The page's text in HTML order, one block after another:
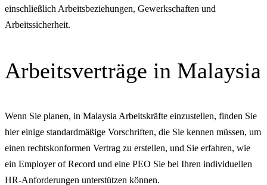
einschließlich Arbeitsbeziehungen, Gewerkschaften und
Arbeitssicherheit.
Arbeitsverträge in Malaysia
Wenn Sie planen, in Malaysia Arbeitskräfte einzustellen, finden Sie
hier einige standardmäßige Vorschriften, die Sie kennen müssen, um
einen rechtskonformen Vertrag zu erstellen, und Sie erfahren, wie
ein Employer of Record und eine PEO Sie bei Ihren individuellen
HR-Anforderungen unterstützen können.